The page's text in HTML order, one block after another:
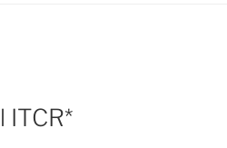
ITCR*